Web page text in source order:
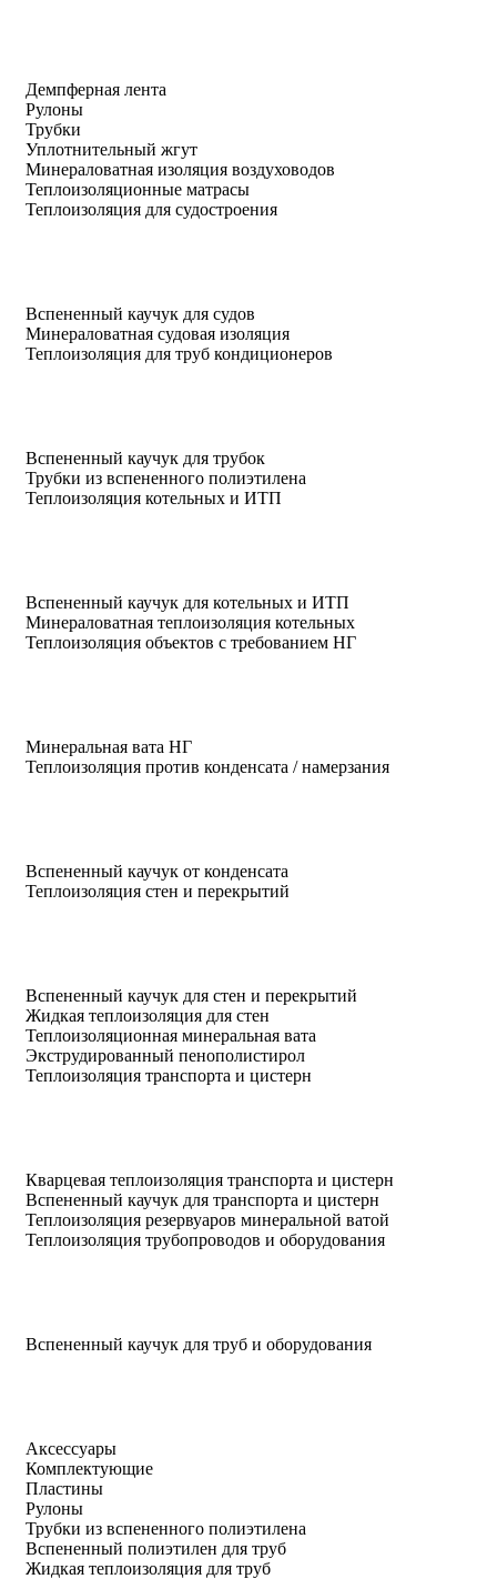
Демпферная лента
Рулоны
Трубки
Уплотнительный жгут
Минераловатная изоляция воздуховодов
Теплоизоляционные матрасы
Теплоизоляция для судостроения
Вспененный каучук для судов
Минераловатная судовая изоляция
Теплоизоляция для труб кондиционеров
Вспененный каучук для трубок
Трубки из вспененного полиэтилена
Теплоизоляция котельных и ИТП
Вспененный каучук для котельных и ИТП
Минераловатная теплоизоляция котельных
Теплоизоляция объектов с требованием НГ
Минеральная вата НГ
Теплоизоляция против конденсата / намерзания
Вспененный каучук от конденсата
Теплоизоляция стен и перекрытий
Вспененный каучук для стен и перекрытий
Жидкая теплоизоляция для стен
Теплоизоляционная минеральная вата
Экструдированный пенополистирол
Теплоизоляция транспорта и цистерн
Кварцевая теплоизоляция транспорта и цистерн
Вспененный каучук для транспорта и цистерн
Теплоизоляция резервуаров минеральной ватой
Теплоизоляция трубопроводов и оборудования
Вспененный каучук для труб и оборудования
Аксессуары
Комплектующие
Пластины
Рулоны
Трубки из вспененного полиэтилена
Вспененный полиэтилен для труб
Жидкая теплоизоляция для труб